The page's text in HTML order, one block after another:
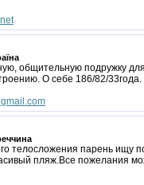
общительную подружку
О себе 186/82/
телосложения парень ищу
пляж.Все пожелания